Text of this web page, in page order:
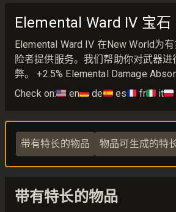
Elemental Ward IV 宝石
Elemental Ward IV 在New World为
险者提供服务。我们帮助你对武器进
弊。 +2.5% Elemental Damage
Check on:🇺🇸 en🇩🇪 de🇪🇸 es🇫🇷 fr🇮🇹 it🇵🇱
带有特长的物品 物品可生成的特
带有特长的物品